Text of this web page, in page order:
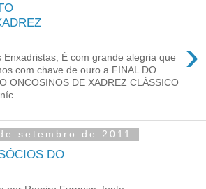
›
Enxadristas, É com grande alegria que
com chave de ouro a FINAL DO
ONCOSINOS DE XADREZ CLÁSSICO
setembro de 2011
DO